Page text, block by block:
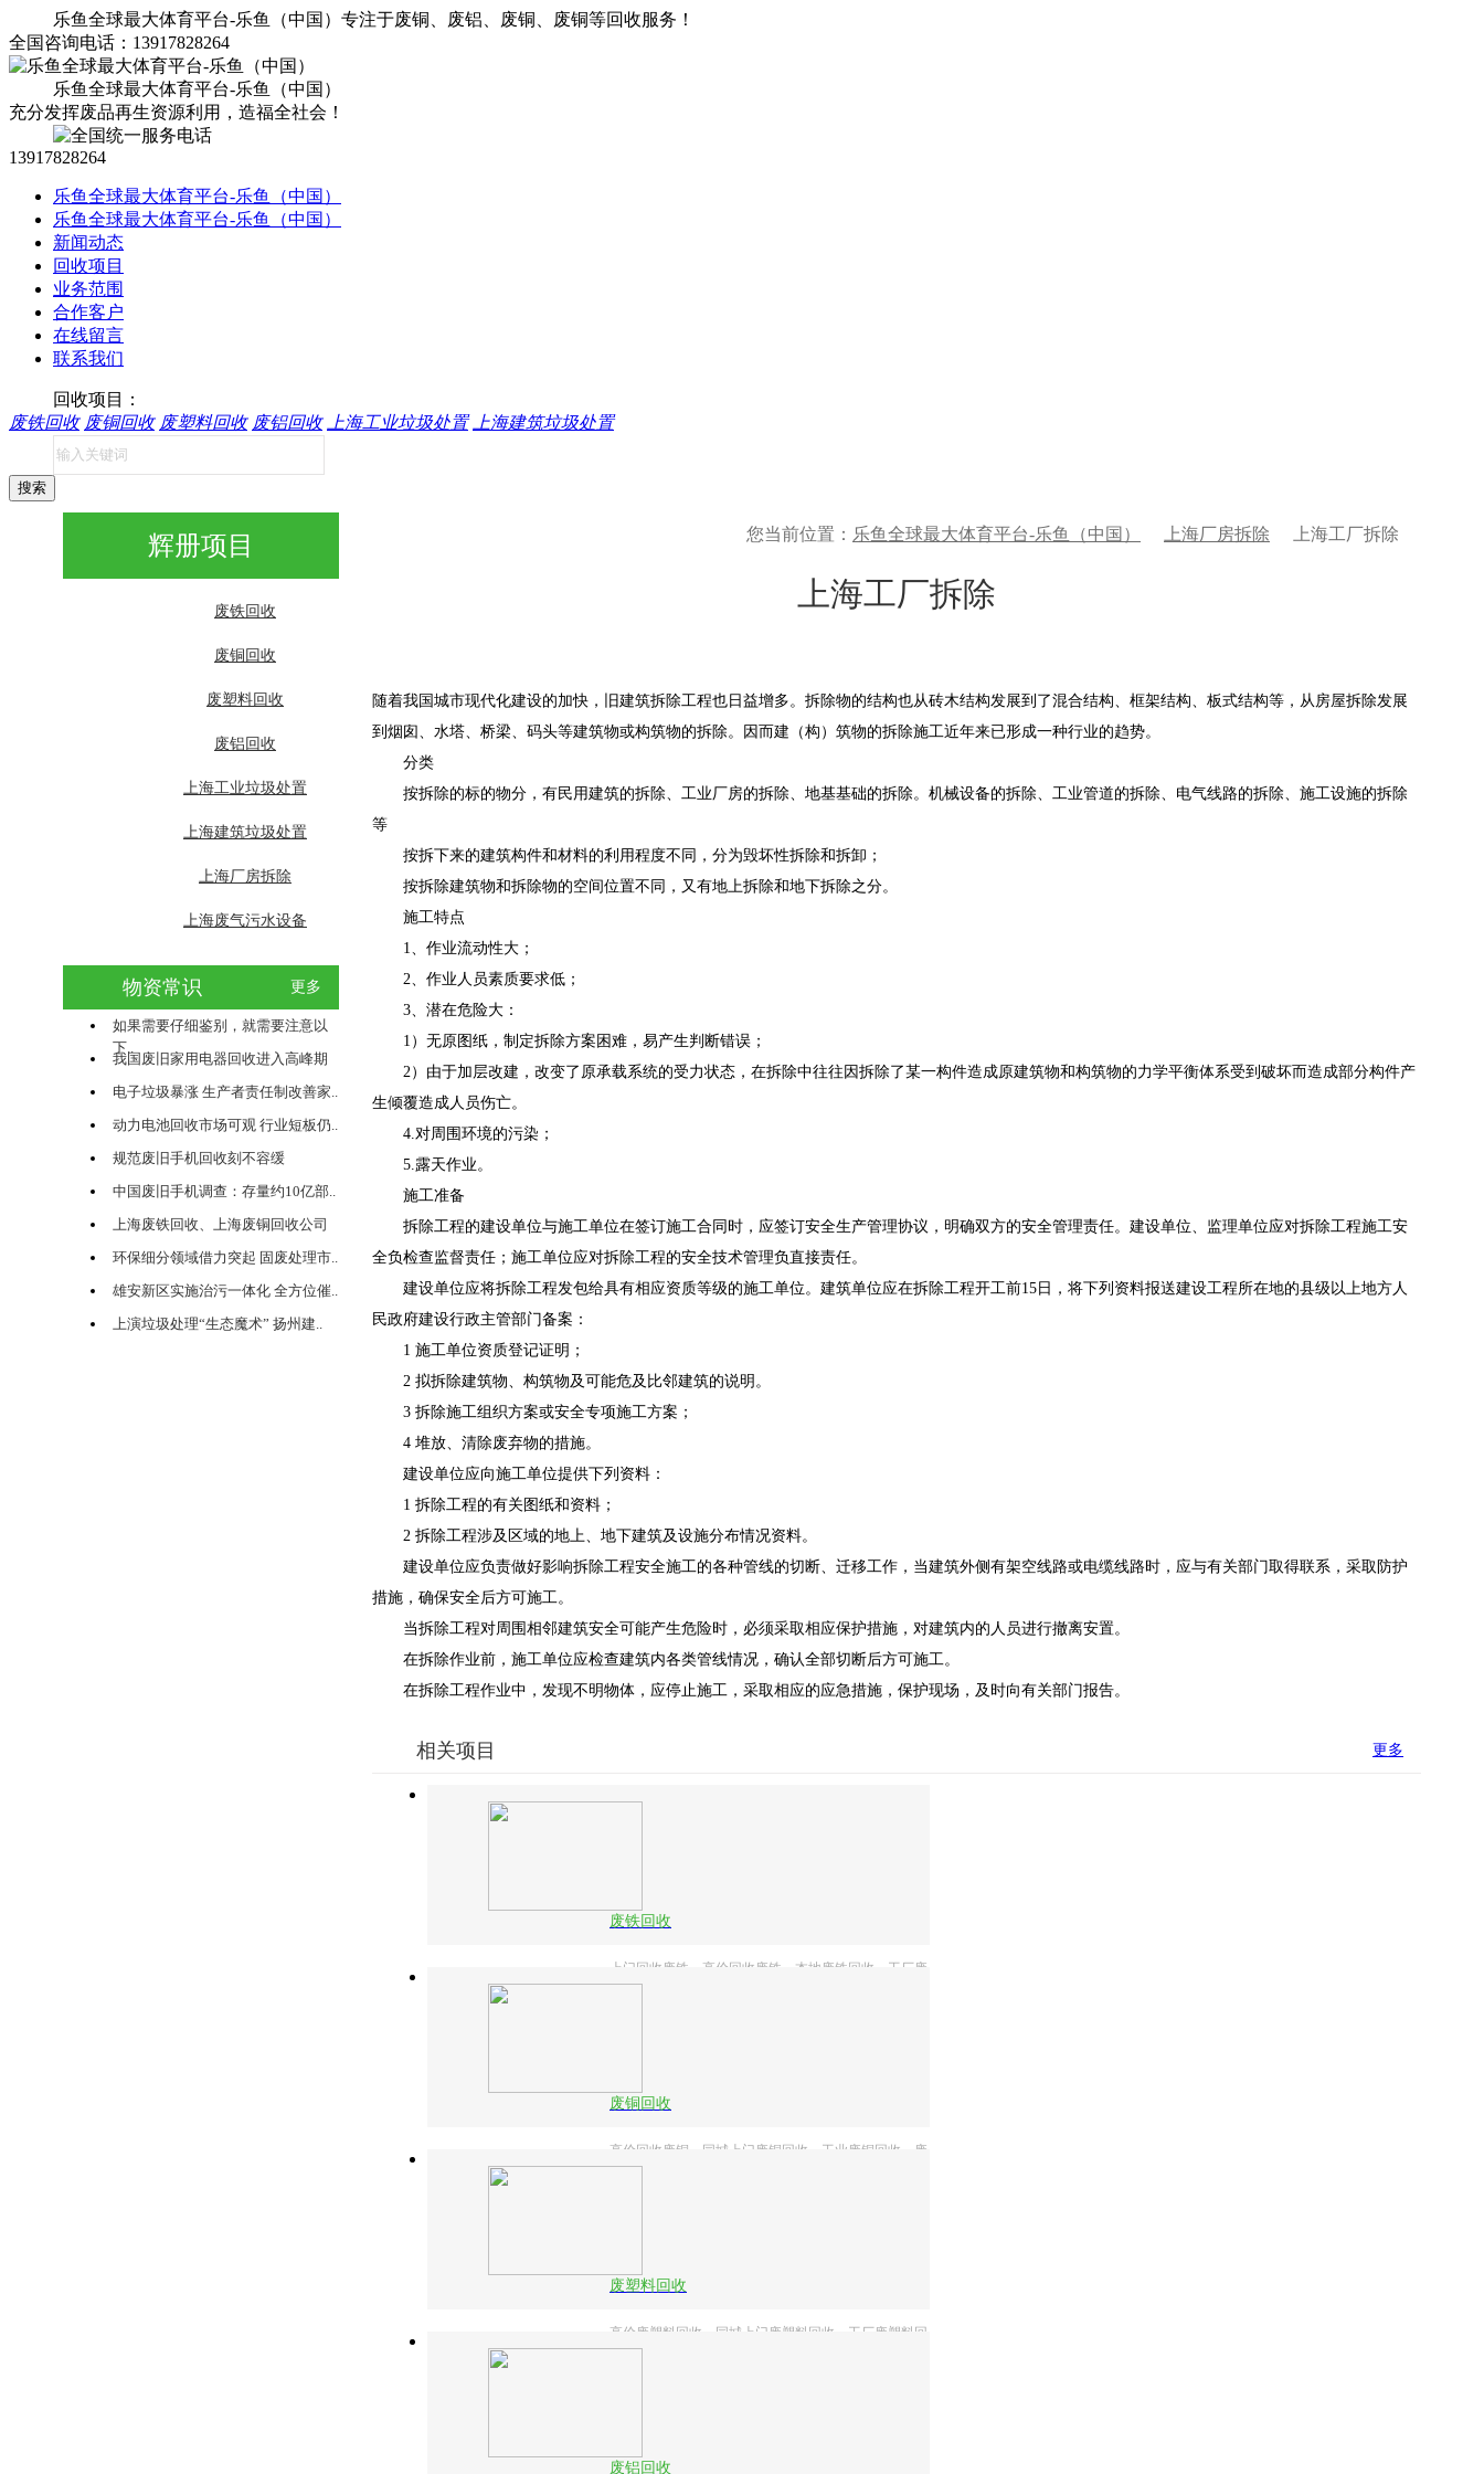
乐鱼全球最大体育平台-乐鱼（中国）专注于废铜、废铝、废铜、废铜等回收服务！
全国咨询电话：13917828264
乐鱼全球最大体育平台-乐鱼（中国）
充分发挥废品再生资源利用，造福全社会！
13917828264
乐鱼全球最大体育平台-乐鱼（中国）
乐鱼全球最大体育平台-乐鱼（中国）
新闻动态
回收项目
业务范围
合作客户
在线留言
联系我们
回收项目：
废铁回收 废铜回收 废塑料回收 废铝回收 上海工业垃圾处置 上海建筑垃圾处置
搜索
辉册项目
废铁回收
废铜回收
废塑料回收
废铝回收
上海工业垃圾处置
上海建筑垃圾处置
上海厂房拆除
上海废气污水设备
物资常识 更多
如果需要仔细鉴别，就需要注意以
下..
我国废旧家用电器回收进入高峰期
电子垃圾暴涨 生产者责任制改善家..
动力电池回收市场可观 行业短板仍..
规范废旧手机回收刻不容缓
中国废旧手机调查：存量约10亿部..
上海废铁回收、上海废铜回收公司
环保细分领域借力突起 固废处理市..
雄安新区实施治污一体化 全方位催..
上演垃圾处理“生态魔术” 扬州建..
您当前位置： 乐鱼全球最大体育平台-乐鱼（中国） 上海厂房拆除 上海工厂拆除
上海工厂拆除
随着我国城市现代化建设的加快，旧建筑拆除工程也日益增多。拆除物的结构也从砖木结构发展到了混合结构、框架结构、板式结构等，从房屋拆除发展
到烟囱、水塔、桥梁、码头等建筑物或构筑物的拆除。因而建（构）筑物的拆除施工近年来已形成一种行业的趋势。
分类
按拆除的标的物分，有民用建筑的拆除、工业厂房的拆除、地基基础的拆除。机械设备的拆除、工业管道的拆除、电气线路的拆除、施工设施的拆除
等
按拆下来的建筑构件和材料的利用程度不同，分为毁坏性拆除和拆卸；
按拆除建筑物和拆除物的空间位置不同，又有地上拆除和地下拆除之分。
施工特点
1、作业流动性大；
2、作业人员素质要求低；
3、潜在危险大：
1）无原图纸，制定拆除方案困难，易产生判断错误；
2）由于加层改建，改变了原承载系统的受力状态，在拆除中往往因拆除了某一构件造成原建筑物和构筑物的力学平衡体系受到破坏而造成部分构件产
生倾覆造成人员伤亡。
4.对周围环境的污染；
5.露天作业。
施工准备
拆除工程的建设单位与施工单位在签订施工合同时，应签订安全生产管理协议，明确双方的安全管理责任。建设单位、监理单位应对拆除工程施工安
全负检查监督责任；施工单位应对拆除工程的安全技术管理负直接责任。
建设单位应将拆除工程发包给具有相应资质等级的施工单位。建筑单位应在拆除工程开工前15日，将下列资料报送建设工程所在地的县级以上地方人
民政府建设行政主管部门备案：
1 施工单位资质登记证明；
2 拟拆除建筑物、构筑物及可能危及比邻建筑的说明。
3 拆除施工组织方案或安全专项施工方案；
4 堆放、清除废弃物的措施。
建设单位应向施工单位提供下列资料：
1 拆除工程的有关图纸和资料；
2 拆除工程涉及区域的地上、地下建筑及设施分布情况资料。
建设单位应负责做好影响拆除工程安全施工的各种管线的切断、迁移工作，当建筑外侧有架空线路或电缆线路时，应与有关部门取得联系，采取防护
措施，确保安全后方可施工。
当拆除工程对周围相邻建筑安全可能产生危险时，必须采取相应保护措施，对建筑内的人员进行撤离安置。
在拆除作业前，施工单位应检查建筑内各类管线情况，确认全部切断后方可施工。
在拆除工程作业中，发现不明物体，应停止施工，采取相应的应急措施，保护现场，及时向有关部门报告。
相关项目 更多
废铁回收
上门回收废铁、高价回收废铁、本地废铁回收、工厂废
废铜回收
高价回收废铜、同城上门废铜回收、工业废铜回收、废
废塑料回收
高价废塑料回收、同城上门废塑料回收、工厂废塑料回
废铝回收